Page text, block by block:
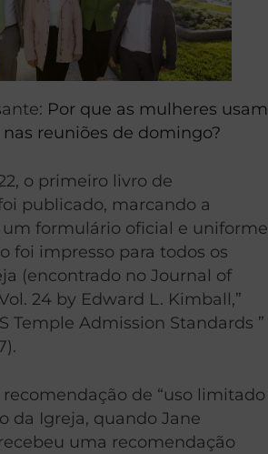
Por que as mulheres usam
reuniões de domingo?
o primeiro livro de
publicado, marcando a
formulário oficial e uniforme
foi impresso para todos os
(encontrado no Journal of
24 by Edward L. Kimball,”
Temple Admission Standards ”
de “uso limitado
da Igreja, quando Jane
uma recomendação